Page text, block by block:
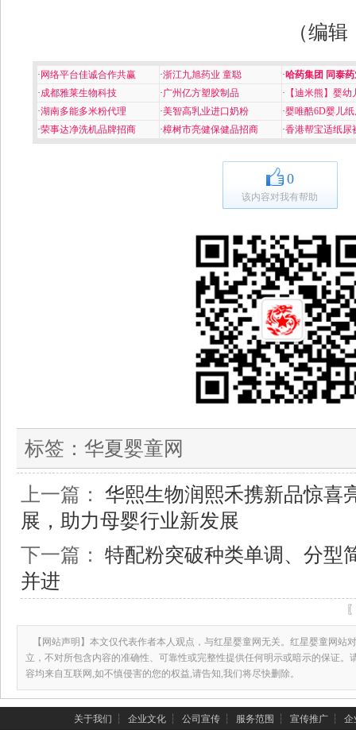
（编
·网络平台佳诚合作共赢 ·浙江九旭药业 童聪 ·哈药集团 同泰
·成都雅莱生物科技 ·广州亿方塑胶制品 · 【迪米熊】婴幼
·湖南多能多米粉代理 ·美智高乳业进口奶粉 ·婴唯酷6D婴儿
·荣事达净洗机品牌招商 ·樟树市亮健保健品招商 ·香港帮宝适纸尿
0
该内容对我有帮助
标签： 华夏婴童网
上一篇： 华熙生物润熙禾携新品惊喜
展，助力母婴行业新发展
下一篇： 特配粉突破种类单调、分型
并进
【网站声明】本文仅代表作者本人观点，与红星婴童网无关。红星婴童网站
立，不对所包含内容的准确性、可靠性或完整性提供任何明示或暗示的保证。
容均来自互联网,如不慎侵害的您的权益,请告知,我们将尽快删除。
关于我们 ┆ 企业文化 ┆ 公司宣传 ┆ 服务范围 ┆ 宣传推广 ┆ 企